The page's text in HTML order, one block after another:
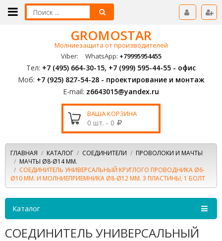
GROMOSTAR
Молниезащита от производителей
Viber:
WhatsApp: +79995954455
Тел: +7 (495) 664-30-15, +7 (999) 595-44-55 - офис
Моб: +7 (925) 827-54-28 - проектирование и монтаж
E-mail: z6643015@yandex.ru
ВАША КОРЗИНА
0 шт. - 0
ГЛАВНАЯ КАТАЛОГ СОЕДИНИТЕЛИ
ПРОВОЛОКИ И МАЧТЫ
МАЧТЫ Ø8-Ø14 ММ.
СОЕДИНИТЕЛЬ УНИВЕРСАЛЬНЫЙ КРУГЛОГО ПРОВОДНИКА Ø6-
Ø10 ММ. И МОЛНИЕПРИЕМНИКА Ø8-Ø12 ММ. 3 ПЛАСТИНЫ, 1 БОЛТ
Каталог
СОЕДИНИТЕЛЬ УНИВЕРСАЛЬНЫЙ